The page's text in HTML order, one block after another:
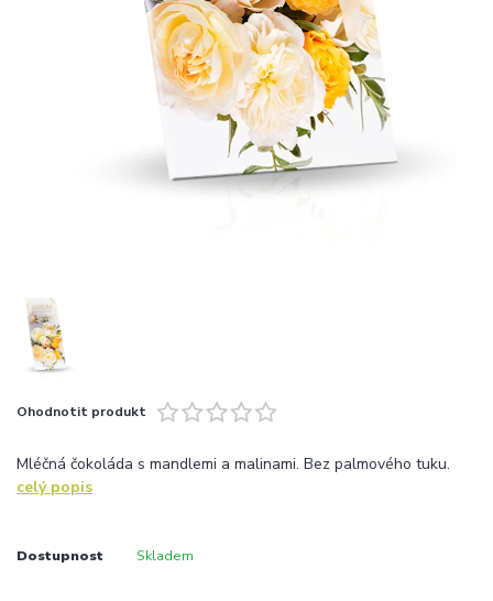
Ohodnotit produkt
Mléčná čokoláda s mandlemi a malinami. Bez palmového tuku.
celý popis
Dostupnost Skladem